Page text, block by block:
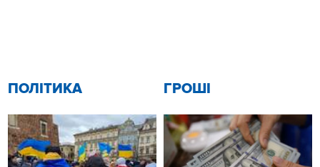
ПОЛІТИКА ГРОШІ